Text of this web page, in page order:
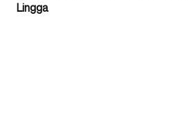
Lingga